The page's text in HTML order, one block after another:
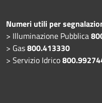
Numeri utili per
> Illuminazione Pubblica
> Gas800.413330
> Servizio Idrico